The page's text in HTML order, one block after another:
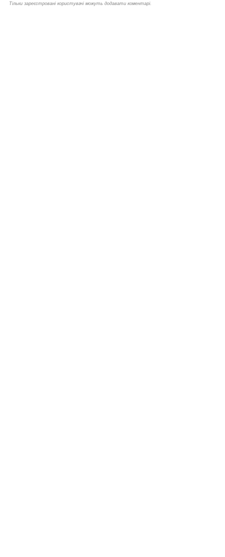
Тільки зареєстровані користувачі можуть додавати коментарі.